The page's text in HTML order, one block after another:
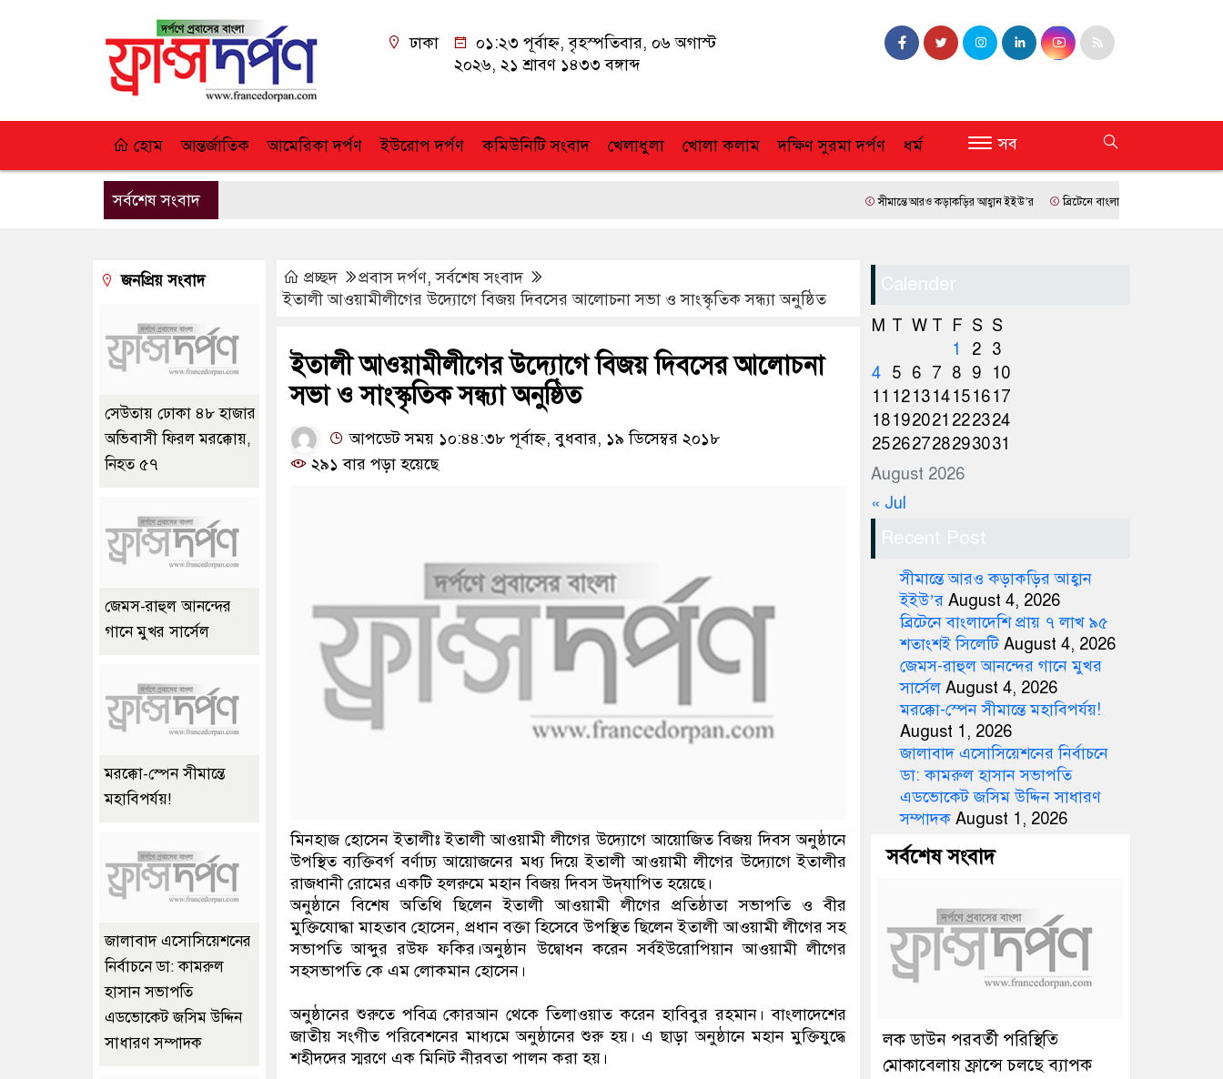
ঢাকা
০১:২৩ পূর্বাহ্ন, বৃহস্পতিবার, ০৬ অগাস্ট
২০২৬, ২১ শ্রাবণ ১৪৩৩ বঙ্গাব্দ
হোম আন্তর্জাতিক আমেরিকা দর্পণ ইউরোপ দর্পণ কমিউনিটি সংবাদ খেলাধুলা খোলা কলাম দক্ষিণ সুরমা দর্পণ ধর্ম সব
সর্বশেষ সংবাদ সীমান্তে আরও কড়াকড়ির আহ্বান ইইউ’র ব্রিটেনে বাংলাদেশি প্রায় ৭ লাখ ৯৫ শতাংশই
প্রচ্ছদ প্রবাস দর্পণ,সর্বশেষ সংবাদ
ইতালী আওয়ামীলীগের উদ্যোগে বিজয় দিবসের আলোচনা সভা ও সাংস্কৃতিক সন্ধ্যা অনুষ্ঠিত
ইতালী আওয়ামীলীগের উদ্যোগে বিজয় দিবসের আলোচনা
সভা ও সাংস্কৃতিক সন্ধ্যা অনুষ্ঠিত
আপডেট সময় ১০:৪৪:৩৮ পূর্বাহ্ন, বুধবার, ১৯ ডিসেম্বর ২০১৮
২৯১ বার পড়া হয়েছে
মিনহাজ হোসেন ইতালীঃ ইতালী আওয়ামী লীগের উদ্যোগে আয়োজিত বিজয় দিবস অনুষ্ঠানে
উপস্থিত ব্যক্তিবর্গ বর্ণাঢ্য আয়োজনের মধ্য দিয়ে ইতালী আওয়ামী লীগের উদ্যোগে ইতালীর
রাজধানী রোমের একটি হলরুমে মহান বিজয় দিবস উদ্‌যাপিত হয়েছে।
অনুষ্ঠানে বিশেষ অতিথি ছিলেন ইতালী আওয়ামী লীগের প্রতিষ্ঠাতা সভাপতি ও বীর
মুক্তিযোদ্ধা মাহতাব হোসেন, প্রধান বক্তা হিসেবে উপস্থিত ছিলেন ইতালী আওয়ামী লীগের সহ
সভাপতি আব্দুর রউফ ফকির।অনুষ্ঠান উদ্বোধন করেন সর্বইউরোপিয়ান আওয়ামী লীগের
সহসভাপতি কে এম লোকমান হোসেন।
অনুষ্ঠানের শুরুতে পবিত্র কোরআন থেকে তিলাওয়াত করেন হাবিবুর রহমান। বাংলাদেশের
জাতীয় সংগীত পরিবেশনের মাধ্যমে অনুষ্ঠানের শুরু হয়। এ ছাড়া অনুষ্ঠানে মহান মুক্তিযুদ্ধে
শহীদদের স্মরণে এক মিনিট নীরবতা পালন করা হয়।
জনপ্রিয় সংবাদ
সেউতায় ঢোকা ৪৮ হাজার
অভিবাসী ফিরল মরক্কোয়,
নিহত ৫৭
জেমস-রাহুল আনন্দের
গানে মুখর সার্সেল
মরক্কো-স্পেন সীমান্তে
মহাবিপর্যয়!
জালাবাদ এসোসিয়েশনের
নির্বাচনে ডা: কামরুল
হাসান সভাপতি
এডভোকেট জসিম উদ্দিন
সাধারণ সম্পাদক
Calender
August 2026
M T W T F S S
1
2 3
4 5 6 7 8 9
10
11 121314151617
18192021 222324
25262728293031
« Jul
Recent Post
সীমান্তে আরও কড়াকড়ির আহ্বান
ইইউ’র August 4, 2026
ব্রিটেনে বাংলাদেশি প্রায় ৭ লাখ ৯৫
শতাংশই সিলেটি August 4, 2026
জেমস-রাহুল আনন্দের গানে মুখর
সার্সেল August 4, 2026
মরক্কো-স্পেন সীমান্তে মহাবিপর্যয়!
August 1, 2026
জালাবাদ এসোসিয়েশনের নির্বাচনে
ডা: কামরুল হাসান সভাপতি
এডভোকেট জসিম উদ্দিন সাধারণ
সম্পাদক August 1, 2026
সর্বশেষ সংবাদ
লক ডাউন পরবর্তী পরিস্থিতি
মোকাবেলায় ফ্রান্সে চলছে ব্যাপক